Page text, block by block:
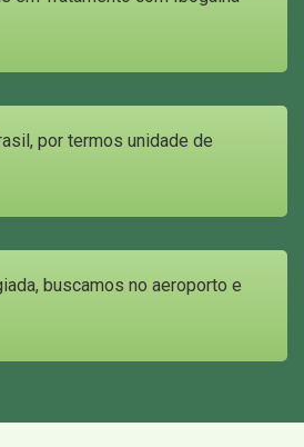
por termos unidade de
buscamos no aeroporto e